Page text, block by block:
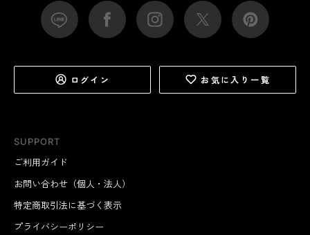
SUPPORT
ご利用ガイド
お問い合わせ（個人・法人）
特定商取引法に基づく表示
プライバシーポリシー
ログイン お気に入り一覧